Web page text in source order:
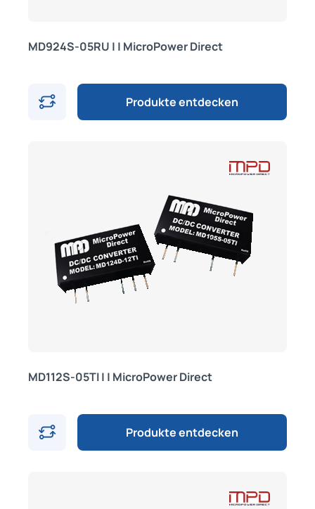
MD924S-05RU | | MicroPower Direct
Produkte entdecken
MD112S-05TI | | MicroPower Direct
Produkte entdecken